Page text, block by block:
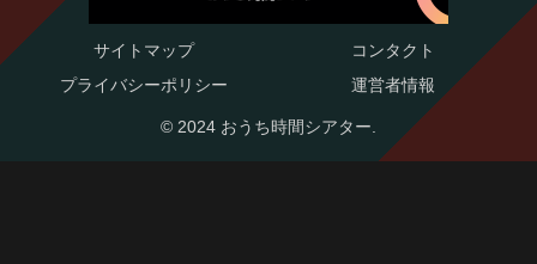
サイトマップ
コンタクト
プライバシーポリシー
運営者情報
© 2024 おうち時間シアター.